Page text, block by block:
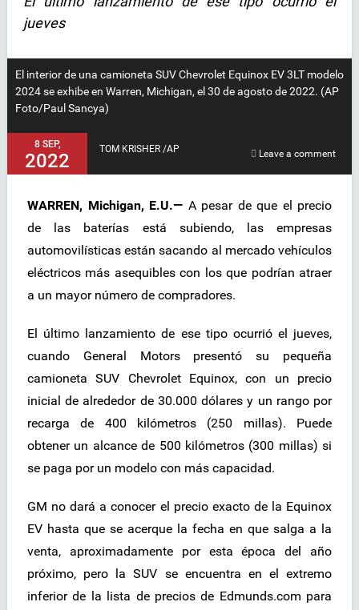
jueves
El interior de una camioneta SUV Chevrolet Equinox EV 3LT modelo
2024 se exhibe en Warren, Michigan, el 30 de agosto de 2022. (AP
Foto/Paul Sancya)
8 SEP,
2022
TOM KRISHER /AP Leave a comment
WARREN, Michigan, E.U.— A pesar de que el precio
de las baterías está subiendo, las empresas
automovilísticas están sacando al mercado vehículos
eléctricos más asequibles con los que podrían atraer
a un mayor número de compradores.
El último lanzamiento de ese tipo ocurrió el jueves,
cuando General Motors presentó su pequeña
camioneta SUV Chevrolet Equinox, con un precio
inicial de alrededor de 30.000 dólares y un rango por
recarga de 400 kilómetros (250 millas). Puede
obtener un alcance de 500 kilómetros (300 millas) si
se paga por un modelo con más capacidad.
GM no dará a conocer el precio exacto de la Equinox
EV hasta que se acerque la fecha en que salga a la
venta, aproximadamente por esta época del año
próximo, pero la SUV se encuentra en el extremo
inferior de la lista de precios de Edmunds.com para